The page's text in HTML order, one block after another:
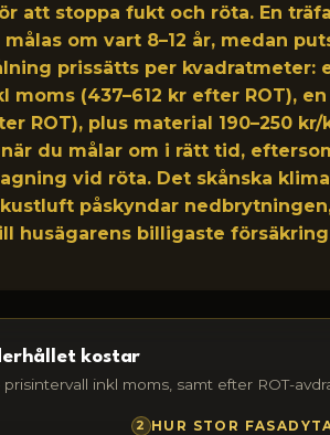
att stoppa fukt och röta. En
om vart 8–12 år, medan
prissätts per kvadratmeter:
moms (437–612 kr efter ROT),
ROT), plus material 190–250 kr/
du målar om i rätt tid,
vid röta. Det skånska
påskyndar
husägarens billigaste
kostar
inkl moms, samt efter ROT-
2 HUR STOR